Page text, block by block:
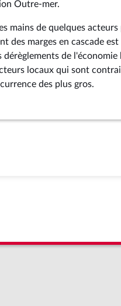
Outre-mer.
mains de quelques
des marges en cascade est
de l'économie
locaux qui sont
des plus gros.